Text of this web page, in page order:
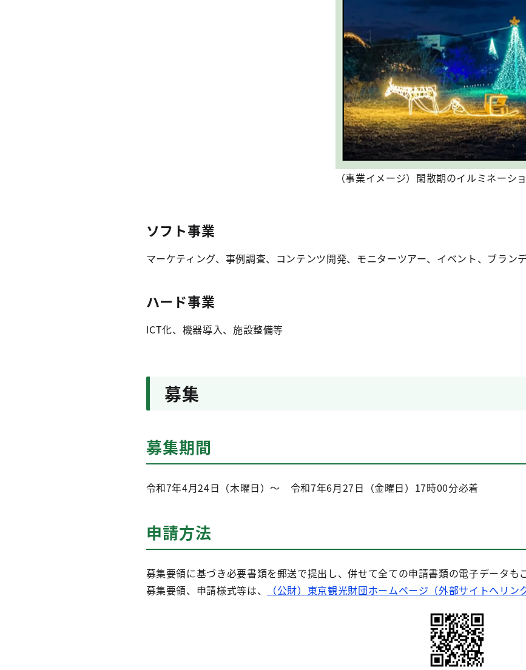
（事業イメージ）閑散期のイルミネーシ
ソフト事業
マーケティング、事例調査、コンテンツ開発、モニターツアー、イベント、ブラン
ハード事業
ICT化、機器導入、施設整備等
募集
募集期間
令和7年4月24日（木曜日）～ 令和7年6月27日（金曜日）17時00分必着
申請方法
募集要領に基づき必要書類を郵送で提出し、併せて全ての申請書類の電子データも
募集要領、申請様式等は、
（公財）東京観光財団ホームページ（外部サイトへリンク